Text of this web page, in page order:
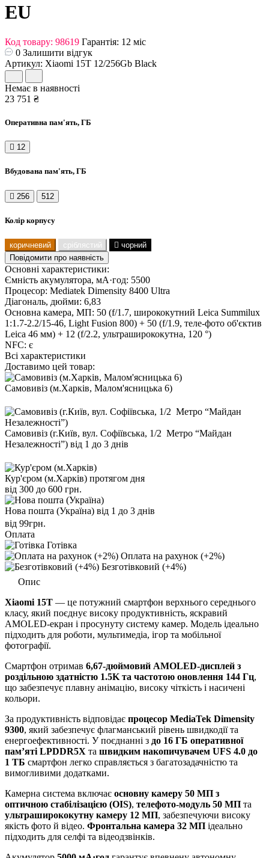
EU
Код товару: 98619 Гарантія: 12 міс
0 Залишити відгук
Артикул: Xiaomi 15T 12/256Gb Black
Немає в наявності
23 751 ₴
Оперативна пам'ять, ГБ
12
Вбудована пам'ять, ГБ
256 512
Колір корпусу
коричневий сріблястий
чорний
Повідомити про наявність
Основні характеристики:
Ємність акумулятора, мА·год: 5500
Процесор: Mediatek Dimensity 8400 Ultra
Діагональ, дюйми: 6,83
Основна камера, МП: 50 (f/1.7, ширококутний Leica Summilux
1:1.7-2.2/15-46, Light Fusion 800) + 50 (f/1.9, теле-фото об'єктив
Leica 46 мм) + 12 (f/2.2, ультраширококутна, 120 °)
NFC: є
Всі характеристики
Доставимо цей товар:
Самовивіз (м.Харків, Малом'ясницька 6)
Самовивіз (г.Київ, вул. Софіївська, 1/2 Метро “Майдан
Незалежності”) від 1 до 3 днів
Кур'єром (м.Харків) протягом дня
від 300 до 600 грн.
Нова пошта (Україна) від 1 до 3 днів
від 99грн.
Оплата
Готівка
Оплата на рахунок (+2%)
Безготівковий (+4%)
Опис
Xiaomi 15T — це потужний смартфон верхнього середнього
класу, який поєднує високу продуктивність, яскравий
AMOLED-екран і просунуту систему камер. Модель ідеально
підходить для роботи, мультимедіа, ігор та мобільної
фотографії.
Смартфон отримав 6,67-дюймовий AMOLED-дисплей з
роздільною здатністю 1.5K та частотою оновлення 144 Гц,
що забезпечує плавну анімацію, високу чіткість і насичені
кольори.
За продуктивність відповідає процесор MediaTek Dimensity
9300, який забезпечує флагманський рівень швидкодії та
енергоефективності. У поєднанні з до 16 ГБ оперативної
пам’яті LPDDR5X та швидким накопичувачем UFS 4.0 до
1 ТБ смартфон легко справляється з багатозадачністю та
вимогливими додатками.
Камерна система включає основну камеру 50 МП з
оптичною стабілізацією (OIS), телефото-модуль 50 МП та
ультраширококутну камеру 12 МП, забезпечуючи високу
якість фото й відео. Фронтальна камера 32 МП ідеально
підходить для селфі та відеодзвінків.